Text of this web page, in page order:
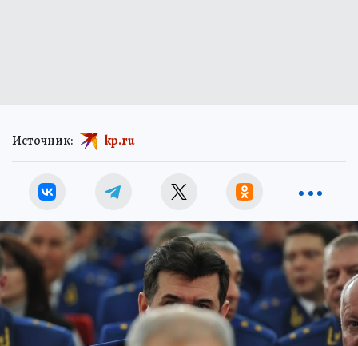
Источник: kp.ru